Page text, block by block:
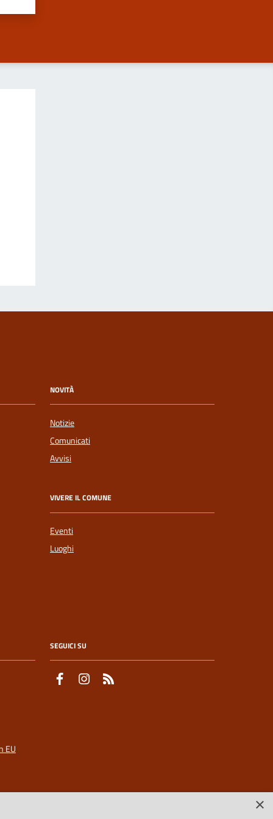
NOVITÀ
Notizie
Comunicati
Avvisi
VIVERE IL COMUNE
Eventi
Luoghi
EU
SEGUICI SU
Facebook Instagram
×